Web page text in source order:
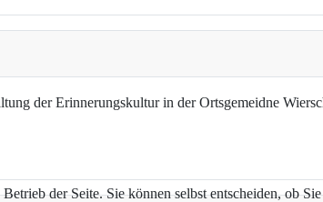
der Erinnerungskultur in der Ortsgemeidne
der Seite. Sie können selbst entscheiden, ob